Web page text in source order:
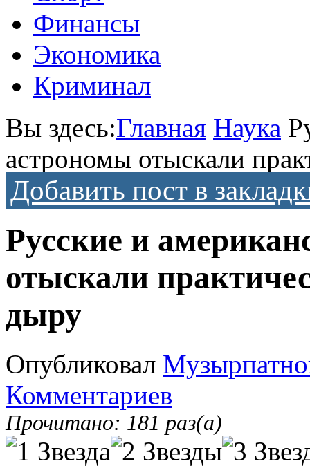
Финансы
Экономика
Криминал
Вы здесь:Главная Наука
астрономы отыскали
Добавить пост в
Русские и
отыскали
дыру
Опубликовал
Комментариев
Прочитано: 181 раз(а)